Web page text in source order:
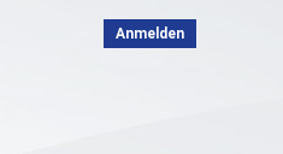
Anmelden